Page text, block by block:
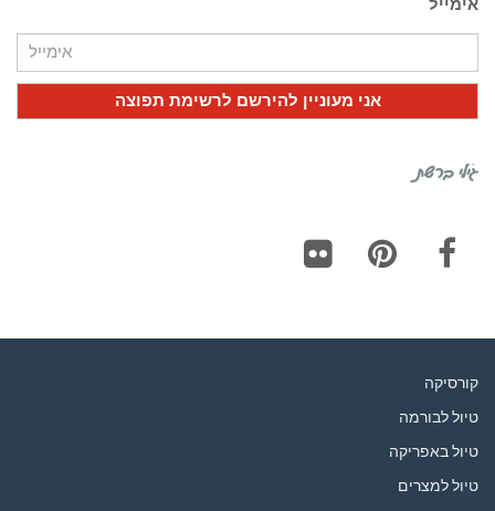
אימייל
גילי ברשת
קורסיקה
טיול לבורמה
טיול באפריקה
טיול למצרים